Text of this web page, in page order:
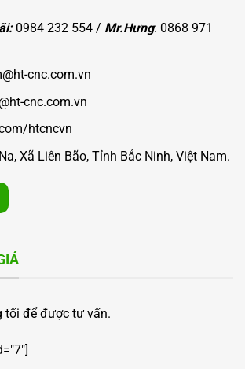
0984 232 554 / Mr.Hưng: 0868 971
cnc.com.vn
cnc.com.vn
htcncvn
Xã Liên Bão, Tỉnh Bắc Ninh, Việt Nam.
tối để được tư vấn.